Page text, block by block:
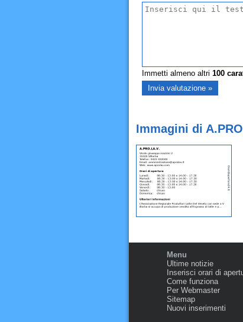
Immetti almeno altri 100
Immagini di
Menu
Ultime notizie
Inserisci orari di
Come funziona
Per Webmaster
Sitemap
Nuovi inserimenti